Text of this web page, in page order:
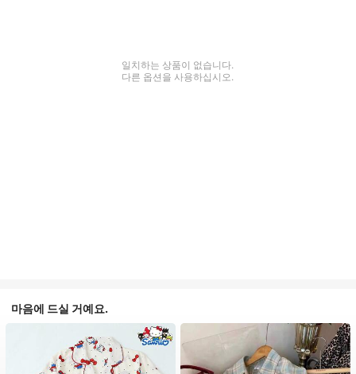
일치하는 상품이 없습니다.
다른 옵션을 사용하십시오.
마음에 드실 거예요.